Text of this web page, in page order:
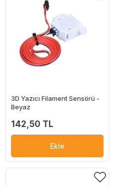
3D Yazıcı Filament Sensörü -
Beyaz
142,50 TL
Ekle